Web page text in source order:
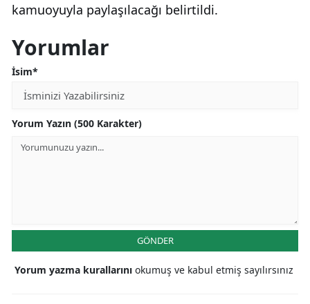
kamuoyuyla paylaşılacağı belirtildi.
Yorumlar
İsim*
Yorum Yazın (500 Karakter)
GÖNDER
Yorum yazma kurallarını okumuş ve kabul etmiş sayılırsınız